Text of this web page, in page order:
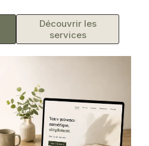
Découvrir les
services